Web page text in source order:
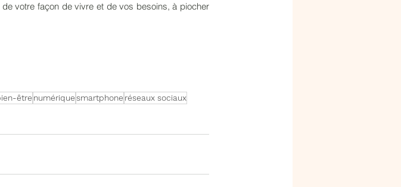
votre façon de vivre et de vos besoins, à piocher
être numériquesmartphone réseaux sociaux